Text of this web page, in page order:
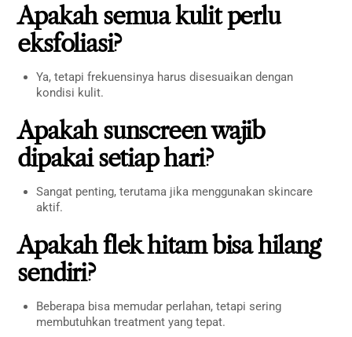
Apakah semua kulit perlu
eksfoliasi?
Ya, tetapi frekuensinya harus disesuaikan dengan
kondisi kulit.
Apakah sunscreen wajib
dipakai setiap hari?
Sangat penting, terutama jika menggunakan skincare
aktif.
Apakah flek hitam bisa hilang
sendiri?
Beberapa bisa memudar perlahan, tetapi sering
membutuhkan treatment yang tepat.